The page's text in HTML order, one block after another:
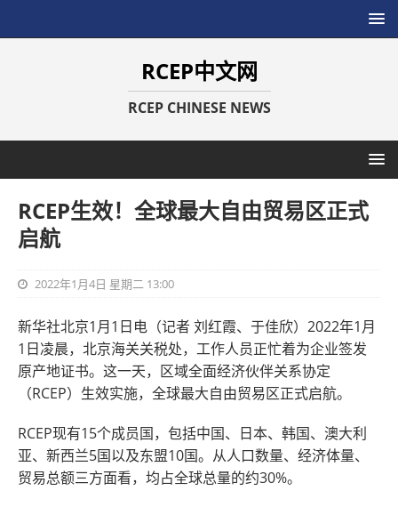
RCEP中文网
RCEP CHINESE NEWS
RCEP生效！全球最大自由贸易区正式
启航
2022年1月4日 星期二 13:00
新华社北京1月1日电（记者 刘红霞、于佳欣）2022年1月
1日凌晨，北京海关关税处，工作人员正忙着为企业签发
原产地证书。这一天，区域全面经济伙伴关系协定
（RCEP）生效实施，全球最大自由贸易区正式启航。
RCEP现有15个成员国，包括中国、日本、韩国、澳大利
亚、新西兰5国以及东盟10国。从人口数量、经济体量、
贸易总额三方面看，均占全球总量的约30%。